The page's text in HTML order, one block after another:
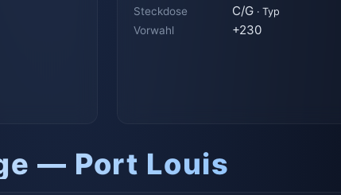
Steckdose C/G · Typ
Vorwahl +230
— Port Louis